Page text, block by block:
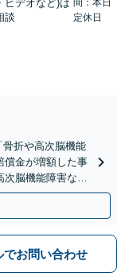
ビデオなど)は
談
間：本日
定休日
骨折や高次脳機能
償金が増額した事
次脳機能障害など
ます
でお問い合わせ